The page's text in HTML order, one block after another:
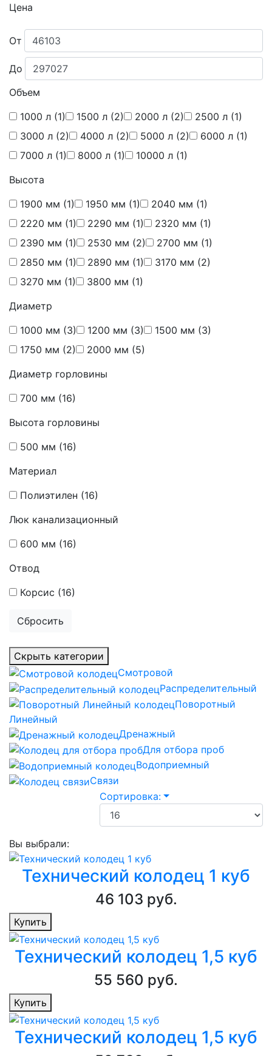
Цена
От
До
Объем
1000 л (1) 1500 л (2) 2000 л (2) 2500 л (1)
3000 л (2) 4000 л (2) 5000 л (2) 6000 л (1)
7000 л (1) 8000 л (1) 10000 л (1)
Высота
1900 мм (1) 1950 мм (1) 2040 мм (1)
2220 мм (1) 2290 мм (1) 2320 мм (1)
2390 мм (1) 2530 мм (2) 2700 мм (1)
2850 мм (1) 2890 мм (1) 3170 мм (2)
3270 мм (1) 3800 мм (1)
Диаметр
1000 мм (3) 1200 мм (3) 1500 мм (3)
1750 мм (2) 2000 мм (5)
Диаметр горловины
700 мм (16)
Высота горловины
500 мм (16)
Материал
Полиэтилен (16)
Люк канализационный
600 мм (16)
Отвод
Корсис (16)
Сбросить
Скрыть категории
Смотровой
Распределительный
Поворотный
Линейный
Дренажный
Для отбора проб
Водоприемный
Связи
Сортировка:
Вы выбрали:
Технический колодец 1 куб
46 103 руб.
Купить
Технический колодец 1,5 куб
55 560 руб.
Купить
Технический колодец 1,5 куб